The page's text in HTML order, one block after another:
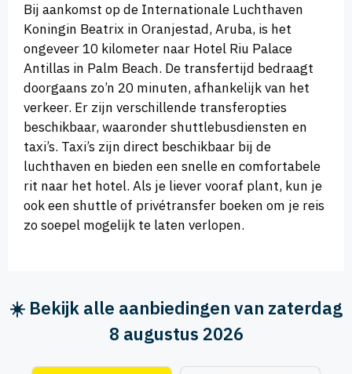
Bij aankomst op de Internationale Luchthaven
Koningin Beatrix in Oranjestad, Aruba, is het
ongeveer 10 kilometer naar Hotel Riu Palace
Antillas in Palm Beach. De transfertijd bedraagt
doorgaans zo’n 20 minuten, afhankelijk van het
verkeer. Er zijn verschillende transferopties
beschikbaar, waaronder shuttlebusdiensten en
taxi’s. Taxi’s zijn direct beschikbaar bij de
luchthaven en bieden een snelle en comfortabele
rit naar het hotel. Als je liever vooraf plant, kun je
ook een shuttle of privétransfer boeken om je reis
zo soepel mogelijk te laten verlopen.
☀️ Bekijk alle aanbiedingen van zaterdag
8 augustus 2026